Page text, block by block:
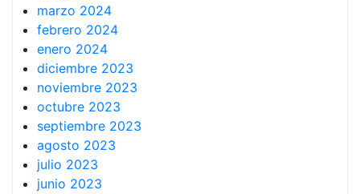
marzo 2024
febrero 2024
enero 2024
diciembre 2023
noviembre 2023
octubre 2023
septiembre 2023
agosto 2023
julio 2023
junio 2023